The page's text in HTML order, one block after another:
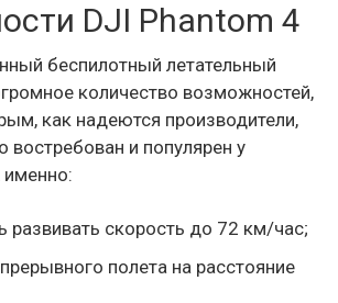
DJI Phantom 4
беспилотный летательный
количество возможностей,
как надеются производители,
востребован и популярен у
именно:
развивать скорость до 72 км/час;
полета на расстояние